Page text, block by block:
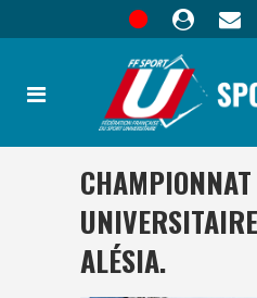
ALÉSIA.